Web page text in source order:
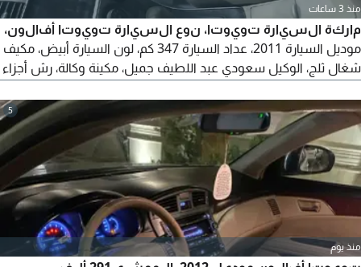
منذ 3 ساعات
ماركة السيارة تويوتا، نوع السيارة تويوتا أفالون،
موديل السيارة 2011، عداد السيارة 347 كم، لون السيارة أبيض، مكيف
شغال ثلج، الوكيل سعودي عبد اللطيف جميل، مكينة وكالة، رش أجزاء
المواصفات: مكينة وكالة + جير شاص + رباقت بحالة وكالة، جير
أوتوماتيك، مقاعد، جنوط، مكيف شغال ثلج، بلوتوث، حساسات، فرامل
A.
5
منذ يوم